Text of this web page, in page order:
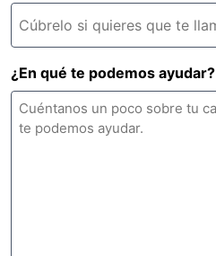
¿En qué te podemos ayudar?